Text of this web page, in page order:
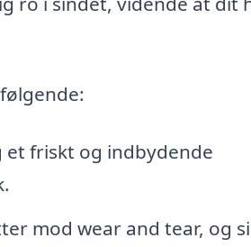
et friskt og indbydende
mod wear and tear, og